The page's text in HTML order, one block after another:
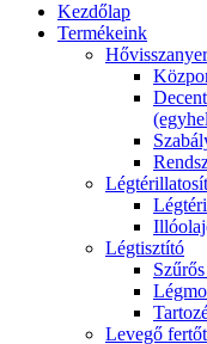
Kezdőlap
Termékeink
Légtisztító
Levegő